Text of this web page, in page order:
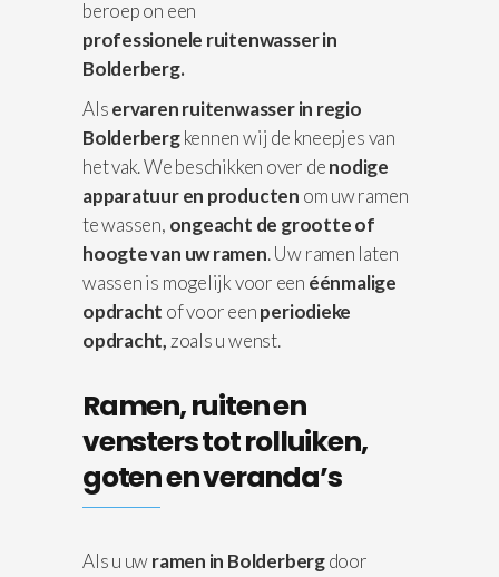
beroep on een
professionele ruitenwasser in
Bolderberg.
Alservaren ruitenwasser in regio
Bolderbergkennen wij de kneepjes van
het vak. We beschikken over denodige
apparatuuren producten om uw ramen
te wassen, ongeacht de grootte of
hoogte van uw ramen. Uw ramen laten
wassen is mogelijk voor een éénmalige
opdracht of voor eenperiodieke
opdracht, zoals u wenst.
Ramen, ruiten en
vensters tot rolluiken,
goten en veranda’s
Als u uwramen in Bolderbergdoor